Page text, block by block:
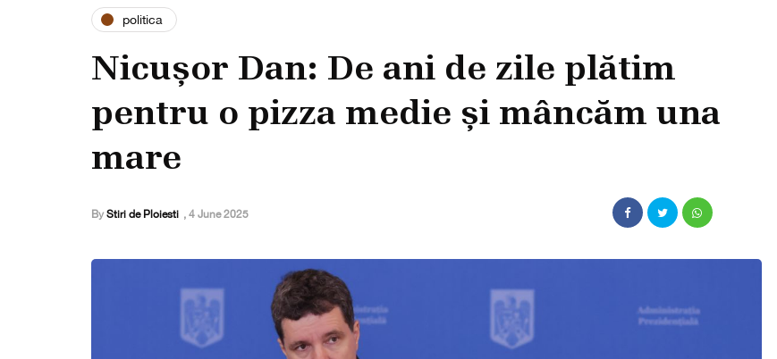
politica
Nicușor Dan: De ani de zile plătim
pentru o pizza medie și mâncăm una
mare
By Stiri de Ploiesti , 4 June 2025